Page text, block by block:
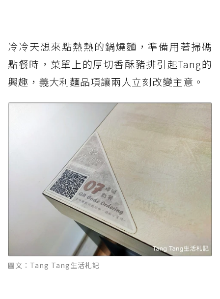
冷冷天想來點熱熱的鍋燒麵，準備用著掃碼
點餐時，菜單上的厚切香酥豬排引起Tang的
興趣，義大利麵品項讓兩人立刻改變主意。
圖文：Tang Tang生活札記